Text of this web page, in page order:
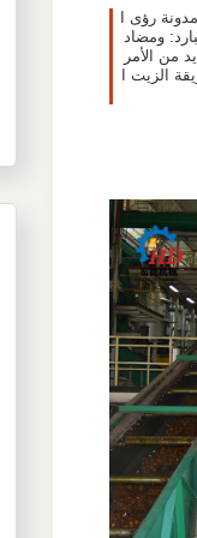
رؤى ا
ومضاد
من الأمر
الزيت ا